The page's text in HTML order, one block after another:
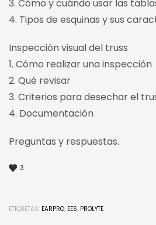
3. Cómo y cuándo usar las
4. Tipos de esquinas y sus
Inspección visual del truss
1. Cómo realizar una inspección
2. Qué revisar
3. Criterios para desechar el
4. Documentación
Preguntas y respuestas.
3
ETIQUETAS: EARPRO, EES, PROLYTE